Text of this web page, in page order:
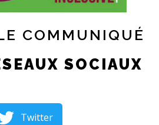
COMMUNIQUÉ
SOCIAUX
Twitter